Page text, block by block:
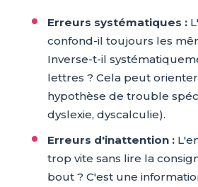
Erreurs systématiques :
confond-il toujours les
Inverse-t-il
lettres ? Cela peut
hypothèse de trouble
dyslexie, dyscalculie).
Erreurs d'inattention :
trop vite sans lire la
bout ? C'est une